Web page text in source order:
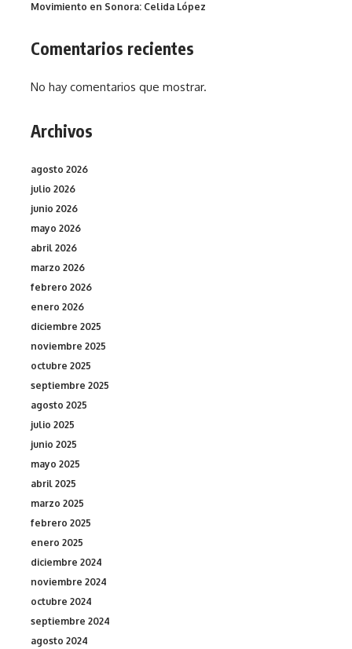
Movimiento en Sonora: Celida López
Comentarios recientes
No hay comentarios que mostrar.
Archivos
agosto 2026
julio 2026
junio 2026
mayo 2026
abril 2026
marzo 2026
febrero 2026
enero 2026
diciembre 2025
noviembre 2025
octubre 2025
septiembre 2025
agosto 2025
julio 2025
junio 2025
mayo 2025
abril 2025
marzo 2025
febrero 2025
enero 2025
diciembre 2024
noviembre 2024
octubre 2024
septiembre 2024
agosto 2024